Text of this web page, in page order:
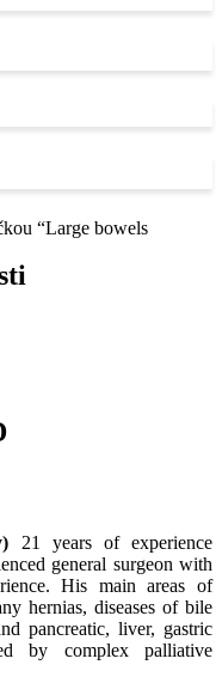
“Large bowels
21 years of experience
general surgeon with
His main areas of
hernias, diseases of bile
pancreatic, liver, gastric
by complex palliative